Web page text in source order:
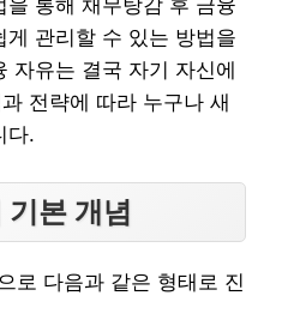
을 통해 채무탕감 후 금융
관리할 수 있는 방법을
자유는 결국 자기 자신에
전략에 따라 누구나 새
다.
본 개념
로 다음과 같은 형태로 진